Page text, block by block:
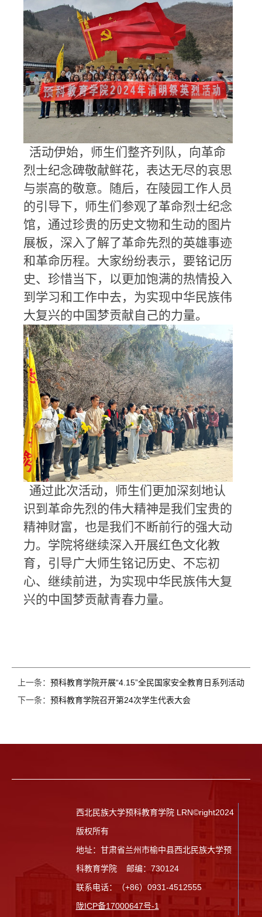
活动伊始，师生们整齐列队，向革命
烈士纪念碑敬献鲜花，表达无尽的哀思
与崇高的敬意。随后，在陵园工作人员
的引导下，师生们参观了革命烈士纪念
馆，通过珍贵的历史文物和生动的图片
展板，深入了解了革命先烈的英雄事迹
和革命历程。大家纷纷表示，要铭记历
史、珍惜当下，以更加饱满的热情投入
到学习和工作中去，为实现中华民族伟
大复兴的中国梦贡献自己的力量。
通过此次活动，师生们更加深刻地认
识到革命先烈的伟大精神是我们宝贵的
精神财富，也是我们不断前行的强大动
力。学院将继续深入开展红色文化教
育，引导广大师生铭记历史、不忘初
心、继续前进，为实现中华民族伟大复
兴的中国梦贡献青春力量。
上一条： 预科教育学院开展“4.15”全民国家安全教育日系列活动
下一条： 预科教育学院召开第24次学生代表大会
西北民族大学预科教育学院 LRN©right2024
版权所有
地址：甘肃省兰州市榆中县西北民族大学预
科教育学院 邮编：730124
联系电话：（+86）0931-4512555
陇ICP备17000647号-1